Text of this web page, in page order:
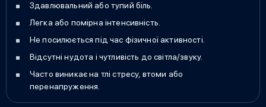
Здавлювальний або тупий біль.
Легка або помірна інтенсивність.
Не посилюється під час фізичної активності.
Відсутні нудота і чутливість до світла/звуку.
Часто виникає на тлі стресу, втоми або
перенапруження.